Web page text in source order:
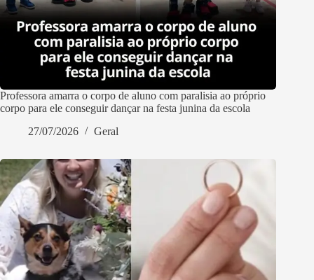
Professora amarra o corpo de aluno com paralisia ao próprio
corpo para ele conseguir dançar na festa junina da escola
27/07/2026
Geral